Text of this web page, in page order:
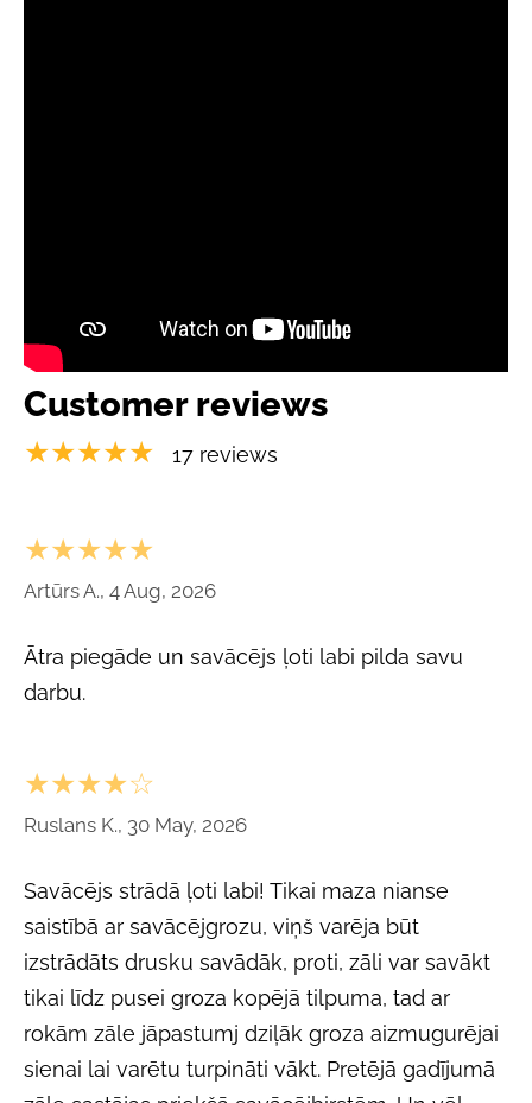
Customer reviews
★★★★★ 17 reviews
★★★★★
Artūrs A., 4 Aug, 2026
Ātra piegāde un savācējs ļoti labi pilda savu
darbu.
★★★★☆
Ruslans K., 30 May, 2026
Savācējs strādā ļoti labi! Tikai maza nianse
saistībā ar savācējgrozu, viņš varēja būt
izstrādāts drusku savādāk, proti, zāli var savākt
tikai līdz pusei groza kopējā tilpuma, tad ar
rokām zāle jāpastumj dziļāk groza aizmugurējai
sienai lai varētu turpināti vākt. Pretējā gadījumā